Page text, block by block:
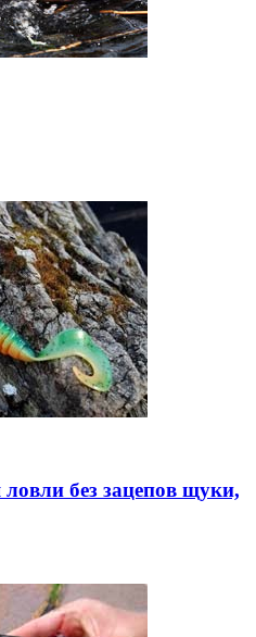
ловли без зацепов щуки,